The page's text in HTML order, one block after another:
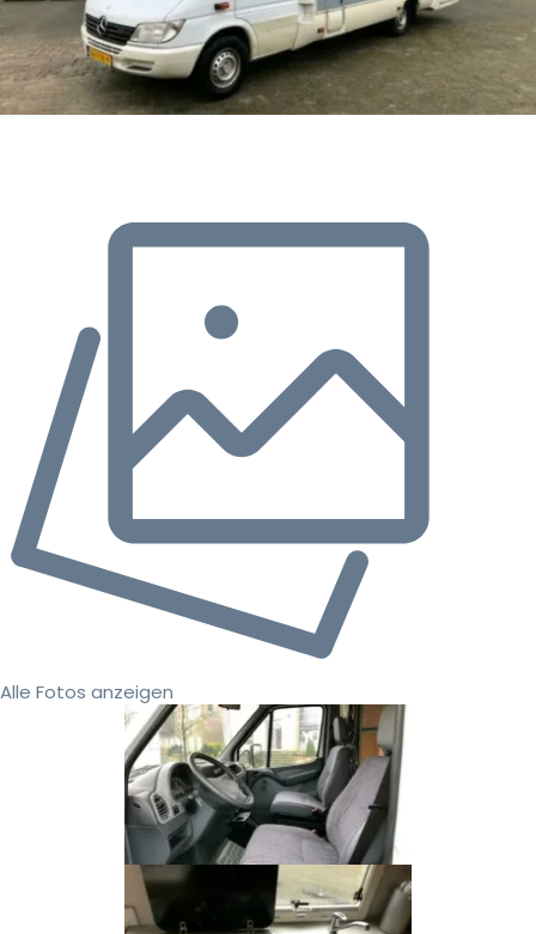
Alle Fotos anzeigen